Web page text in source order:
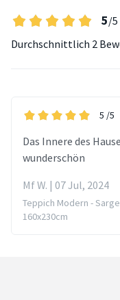
5/5
Durchschnittlich 2
5 /5
Das Innere des
wunderschön
Mf W. | 07 Jul, 2024
Teppich Modern -
160x230cm